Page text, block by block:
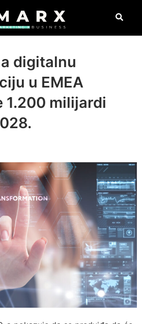
digitalnu
u EMEA
1.200 milijardi